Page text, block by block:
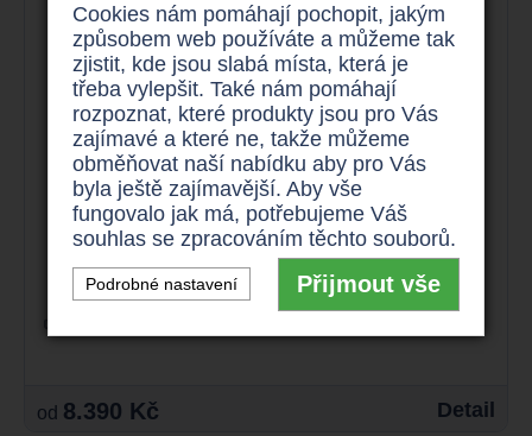
Invalidní vozík mechanický -
transportní
od 8.390 Kč Detail
Cookies nám pomáhají pochopit, jakým
způsobem web používáte a můžeme tak
zjistit, kde jsou slabá místa, která je
třeba vylepšit. Také nám pomáhají
rozpoznat, které produkty jsou pro Vás
zajímavé a které ne, takže můžeme
obměňovat naší nabídku aby pro Vás
byla ještě zajímavější. Aby vše
fungovalo jak má, potřebujeme Váš
souhlas se zpracováním těchto souborů.
Podrobné nastavení Přijmout vše